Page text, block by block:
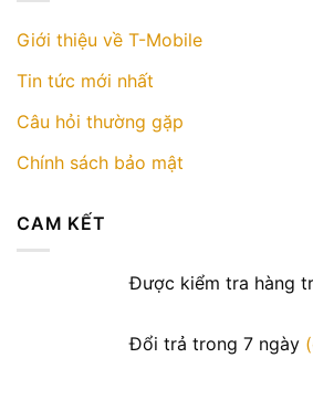
Giới thiệu về T-Mobile
Tin tức mới nhất
Câu hỏi thường gặp
Chính sách bảo mật
CAM KẾT
Được kiểm tra hàng
Đổi trả trong 7 ngày